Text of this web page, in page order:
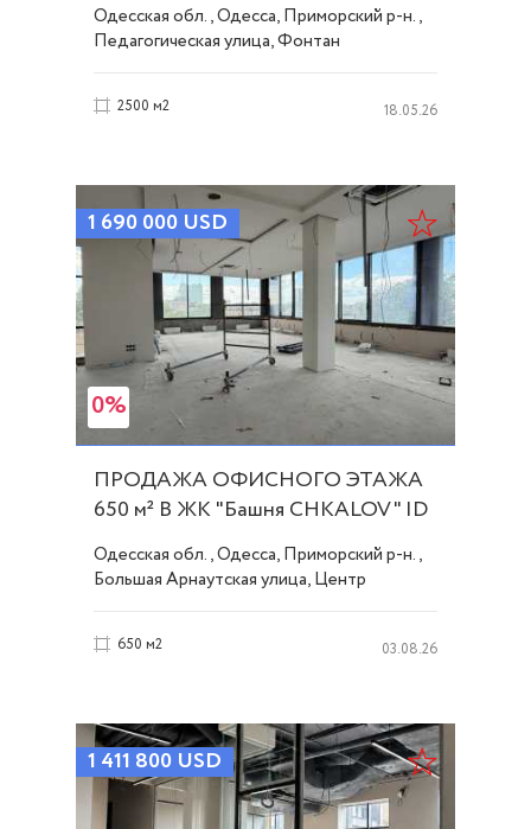
Одесская обл., Одесса, Приморский р-н.,
Педагогическая улица, Фонтан
2500 м2 18.05.26
1 690 000 USD
0%
ПРОДАЖА ОФИСНОГО ЭТАЖА
650 м² В ЖК "Башня CHKALOV" ID
54305
Одесская обл., Одесса, Приморский р-н.,
Большая Арнаутская улица, Центр
650 м2 03.08.26
1 411 800 USD